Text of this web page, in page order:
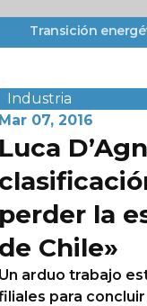
Transición
Industria
Mar 07, 2016
Luca
perder la
de Chile»
Un arduo trabajo
para